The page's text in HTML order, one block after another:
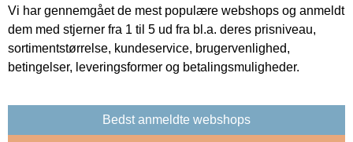
Vi har gennemgået de mest populære webshops og anmeldt
dem med stjerner fra 1 til 5 ud fra bl.a. deres prisniveau,
sortimentstørrelse, kundeservice, brugervenlighed,
betingelser, leveringsformer og betalingsmuligheder.
Bedst anmeldte webshops